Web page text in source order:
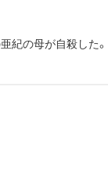
亜紀の母が自殺